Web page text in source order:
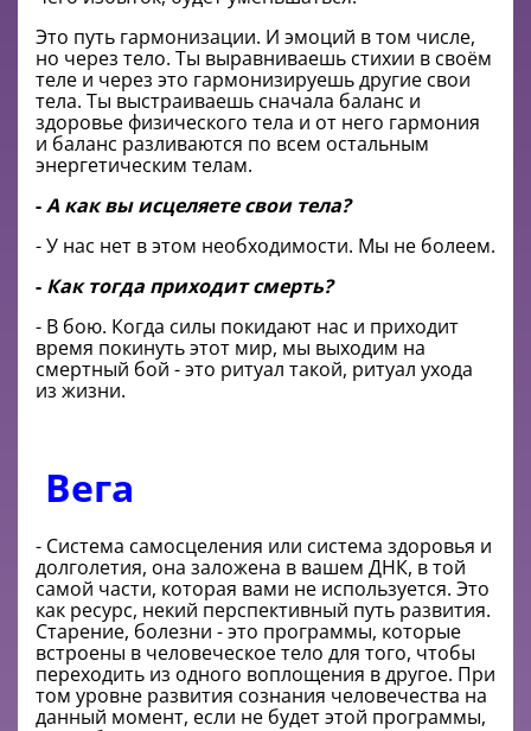
Это путь гармонизации. И эмоций в том числе,
но через тело. Ты выравниваешь стихии в своём
теле и через это гармонизируешь другие свои
тела. Ты выстраиваешь сначала баланс и
здоровье физического тела и от него гармония
и баланс разливаются по всем остальным
энергетическим телам.
-А как вы исцеляете свои тела?
- У нас нет в этом необходимости. Мы не болеем.
- Как тогда приходит смерть?
- В бою. Когда силы покидают нас и приходит
время покинуть этот мир, мы выходим на
смертный бой - это ритуал такой, ритуал ухода
из жизни.
Вега
- Система самосцеления или система здоровья и
долголетия, она заложена в вашем ДНК, в той
самой части, которая вами не используется. Это
как ресурс, некий перспективный путь развития.
Старение, болезни - это программы, которые
встроены в человеческое тело для того, чтобы
переходить из одного воплощения в другое. При
том уровне развития сознания человечества на
данный момент, если не будет этой программы,